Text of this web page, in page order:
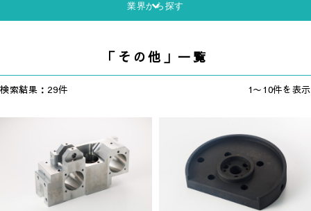
業界から探す
「その他」一覧
検索結果：29件 1〜10件を表示